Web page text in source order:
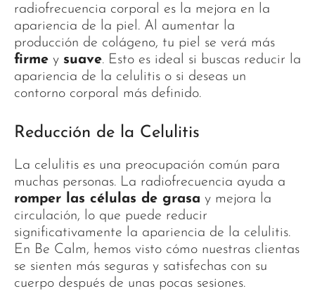
radiofrecuencia corporal es la mejora en la
apariencia de la piel. Al aumentar la
producción de colágeno, tu piel se verá más
firme y suave. Esto es ideal si buscas reducir la
apariencia de la celulitis o si deseas un
contorno corporal más definido.
Reducción de la Celulitis
La celulitis es una preocupación común para
muchas personas. La radiofrecuencia ayuda a
romper las células de grasa y mejora la
circulación, lo que puede reducir
significativamente la apariencia de la celulitis.
En Be Calm, hemos visto cómo nuestras clientas
se sienten más seguras y satisfechas con su
cuerpo después de unas pocas sesiones.